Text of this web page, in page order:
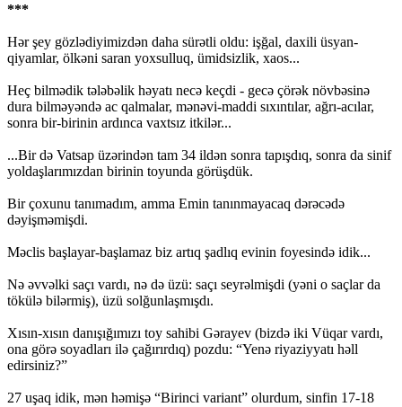
***
Hər şey gözlədiyimizdən daha sürətli oldu: işğal, daxili üsyan-
qiyamlar, ölkəni saran yoxsulluq, ümidsizlik, xaos...
Heç bilmədik tələbəlik həyatı necə keçdi - gecə çörək növbəsinə
dura bilməyəndə ac qalmalar, mənəvi-maddi sıxıntılar, ağrı-acılar,
sonra bir-birinin ardınca vaxtsız itkilər...
...Bir də Vatsap üzərindən tam 34 ildən sonra tapışdıq, sonra da sinif
yoldaşlarımızdan birinin toyunda görüşdük.
Bir çoxunu tanımadım, amma Emin tanınmayacaq dərəcədə
dəyişməmişdi.
Məclis başlayar-başlamaz biz artıq şadlıq evinin foyesində idik...
Nə əvvəlki saçı vardı, nə də üzü: saçı seyrəlmişdi (yəni o saçlar da
tökülə bilərmiş), üzü solğunlaşmışdı.
Xısın-xısın danışığımızı toy sahibi Gərayev (bizdə iki Vüqar vardı,
ona görə soyadları ilə çağırırdıq) pozdu: “Yenə riyaziyyatı həll
edirsiniz?”
27 uşaq idik, mən həmişə “Birinci variant” olurdum, sinfin 17-18